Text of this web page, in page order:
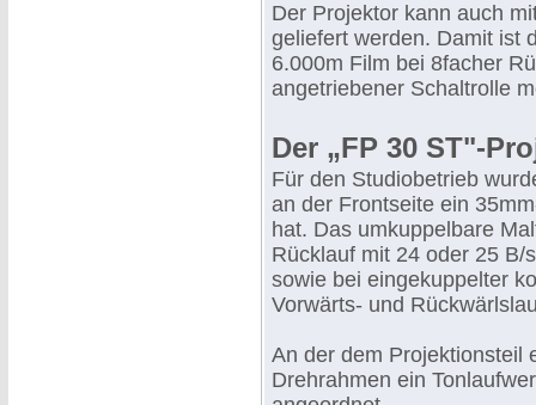
Der Projektor kann auch
geliefert werden. Damit ist
6.000m Film bei 8facher
angetriebener Schaltrolle
Der „FP 30 ST"-
Für den Studiobetrieb
an der Frontseite ein
hat. Das umkuppelbare
Rücklauf mit 24 oder 25 B/
sowie bei eingekuppelter
Vorwärts- und
An der dem Projektionsteil
Drehrahmen ein